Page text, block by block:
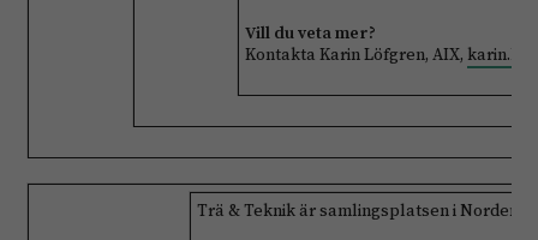
Vill du veta mer?
Kontakta Karin Löfgren, AIX,
Trä & Teknik är samlingsplatsen i Norden